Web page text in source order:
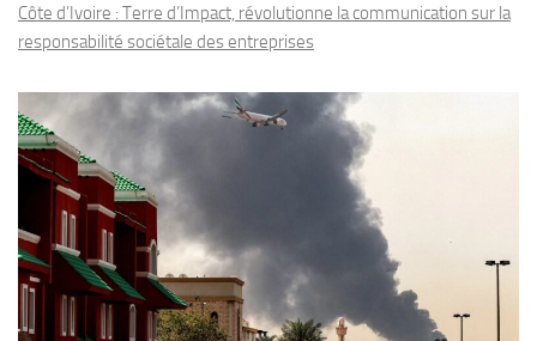
Côte d’Ivoire : Terre d’Impact, révolutionne la communication sur la
responsabilité sociétale des entreprises